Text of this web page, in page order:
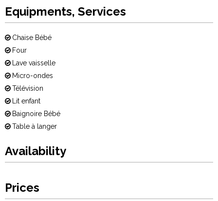
Equipments, Services
Chaise Bébé
Four
Lave vaisselle
Micro-ondes
Télévision
Lit enfant
Baignoire Bébé
Table à langer
Availability
Prices